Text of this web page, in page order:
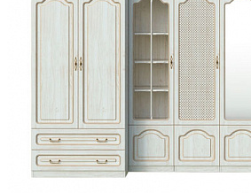
Шкафы 5-ти дверные для
Шкафы 6-ти дверные для
Шкафы купе для одежды и
Шкафы угловые для одежды
Ящики и короба